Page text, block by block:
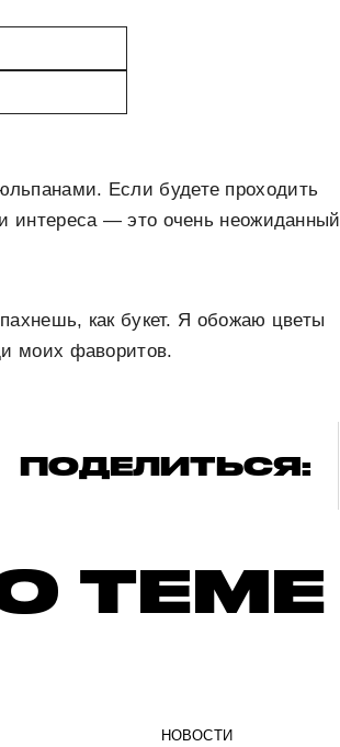
Если будете проходить
интереса — это очень неожиданный
как букет. Я обожаю цветы
моих фаворитов.
ПОДЕЛИТЬСЯ:
ТЕМЕ
НОВОСТИ